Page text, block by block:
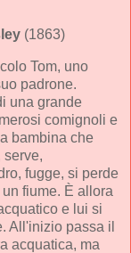
(1863)
Tom, uno
padrone.
una grande
comignoli e
bambina che
serve,
fugge, si perde
fiume. È allora
e lui si
All'inizio passa il
acquatica, ma